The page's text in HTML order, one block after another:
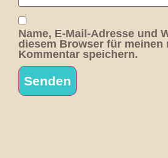
Name, E-Mail-Adresse und
diesem Browser für meinen
Kommentar speichern.